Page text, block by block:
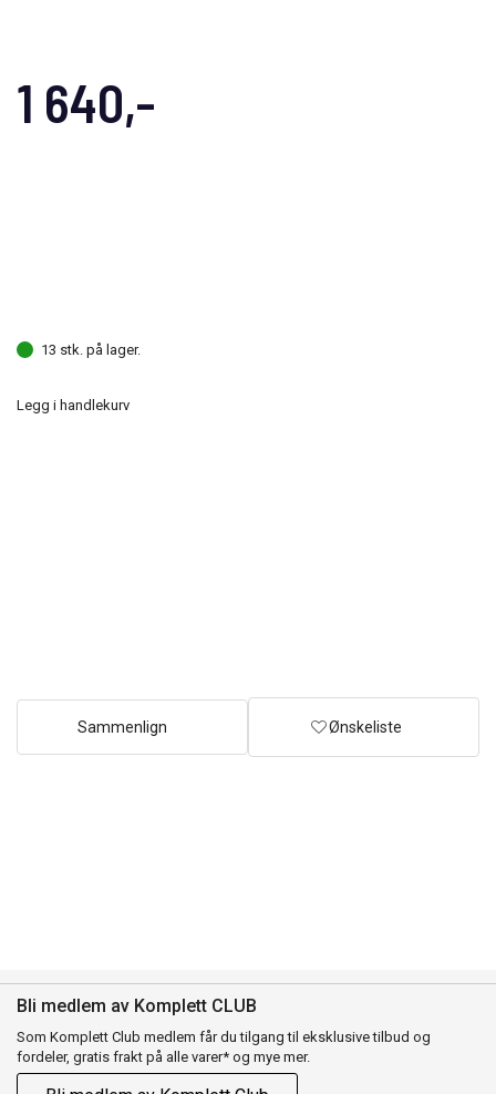
1 640,-
13 stk. på lager.
Legg i handlekurv
Sammenlign Ønskeliste
Bli medlem av Komplett CLUB
Som Komplett Club medlem får du tilgang til eksklusive tilbud og
fordeler, gratis frakt på alle varer* og mye mer.